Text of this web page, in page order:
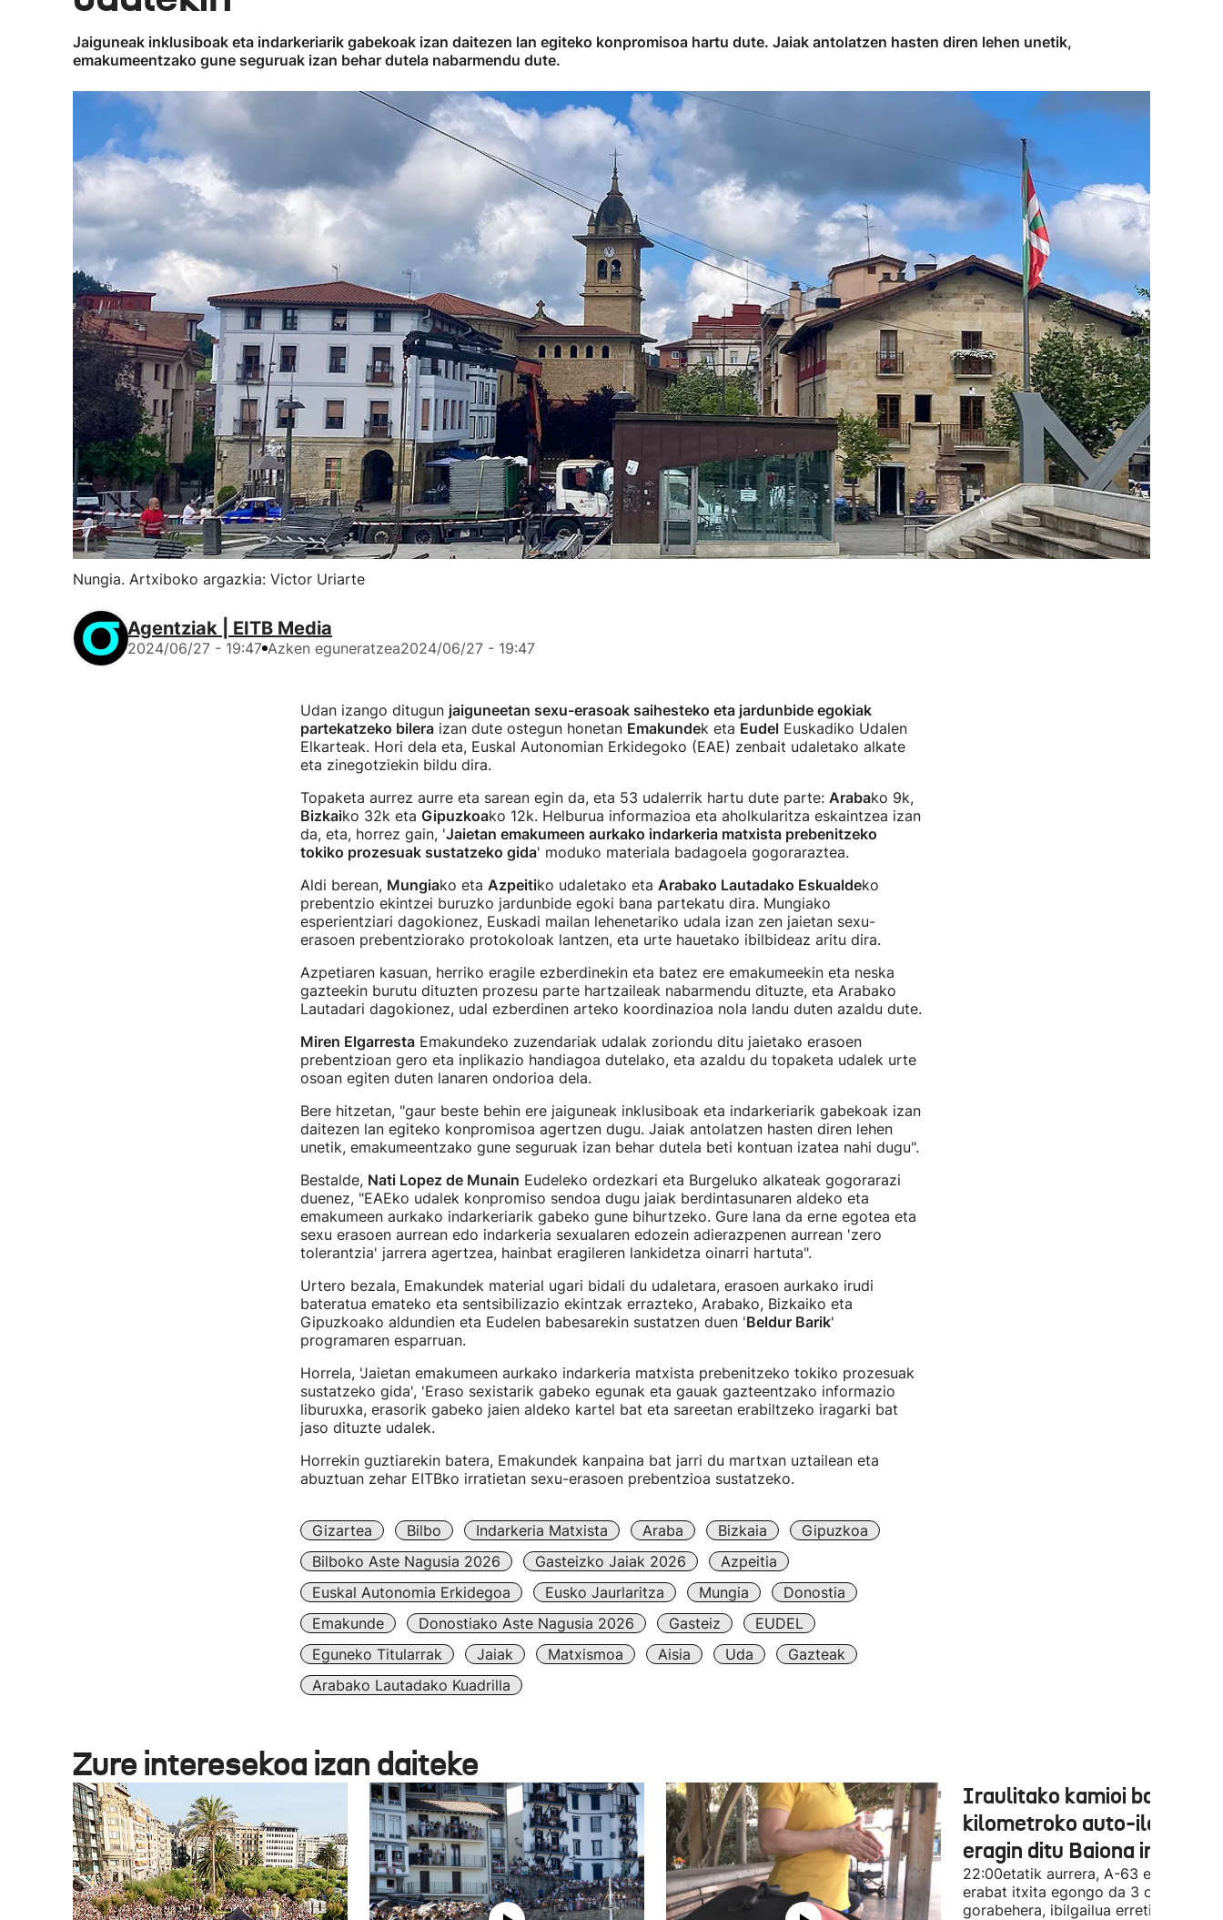
Jaiguneak inklusiboak eta indarkeriarik gabekoak izan daitezen lan egiteko konpromisoa hartu dute. Jaiak antolatzen hasten diren lehen unetik,
emakumeentzako gune seguruak izan behar dutela nabarmendu dute.
Nungia. Artxiboko argazkia: Victor Uriarte
Agentziak | EITB Media
2024/06/27 - 19:47 Azken eguneratzea2024/06/27 - 19:47
Udan izango ditugun jaiguneetan sexu-erasoak saihesteko eta jardunbide egokiak
partekatzeko bileraizan dute ostegun honetan Emakundek eta EudelEuskadiko Udalen
Elkarteak. Hori dela eta, Euskal Autonomian Erkidegoko (EAE) zenbait udaletako alkate
eta zinegotziekin bildu dira.
Topaketa aurrez aurre eta sarean egin da, eta 53 udalerrik hartu dute parte: Arabako 9k,
Bizkaiko 32k eta Gipuzkoako 12k. Helburua informazioa eta aholkularitza eskaintzea izan
da, eta, horrez gain, 'Jaietan emakumeen aurkako indarkeria matxista prebenitzeko
tokiko prozesuak sustatzeko gida' moduko materiala badagoela gogoraraztea.
Aldi berean, Mungiako eta Azpeitiko udaletako eta Arabako Lautadako Eskualdeko
prebentzio ekintzei buruzko jardunbide egoki bana partekatu dira. Mungiako
esperientziari dagokionez, Euskadi mailan lehenetariko udala izan zen jaietan sexu-
erasoen prebentziorako protokoloak lantzen, eta urte hauetako ibilbideaz aritu dira.
Azpetiaren kasuan, herriko eragile ezberdinekin eta batez ere emakumeekin eta neska
gazteekin burutu dituzten prozesu parte hartzaileak nabarmendu dituzte, eta Arabako
Lautadari dagokionez, udal ezberdinen arteko koordinazioa nola landu duten azaldu dute.
Miren ElgarrestaEmakundeko zuzendariak udalak zoriondu ditu jaietako erasoen
prebentzioan gero eta inplikazio handiagoa dutelako, eta azaldu du topaketa udalek urte
osoan egiten duten lanaren ondorioa dela.
Bere hitzetan, "gaur beste behin ere jaiguneak inklusiboak eta indarkeriarik gabekoak izan
daitezen lan egiteko konpromisoa agertzen dugu. Jaiak antolatzen hasten diren lehen
unetik, emakumeentzako gune seguruak izan behar dutela beti kontuan izatea nahi dugu".
Bestalde, Nati Lopez de Munain Eudeleko ordezkari eta Burgeluko alkateak gogorarazi
duenez, "EAEko udalek konpromiso sendoa dugu jaiak berdintasunaren aldeko eta
emakumeen aurkako indarkeriarik gabeko gune bihurtzeko. Gure lana da erne egotea eta
sexu erasoen aurrean edo indarkeria sexualaren edozein adierazpenen aurrean 'zero
tolerantzia' jarrera agertzea, hainbat eragileren lankidetza oinarri hartuta".
Urtero bezala, Emakundek material ugari bidali du udaletara, erasoen aurkako irudi
bateratua emateko eta sentsibilizazio ekintzak errazteko, Arabako, Bizkaiko eta
Gipuzkoako aldundien eta Eudelen babesarekin sustatzen duen 'Beldur Barik'
programaren esparruan.
Horrela, 'Jaietan emakumeen aurkako indarkeria matxista prebenitzeko tokiko prozesuak
sustatzeko gida', 'Eraso sexistarik gabeko egunak eta gauak gazteentzako informazio
liburuxka, erasorik gabeko jaien aldeko kartel bat eta sareetan erabiltzeko iragarki bat
jaso dituzte udalek.
Horrekin guztiarekin batera, Emakundek kanpaina bat jarri du martxan uztailean eta
abuztuan zehar EITBko irratietan sexu-erasoen prebentzioa sustatzeko.
Gizartea Bilbo Indarkeria Matxista Araba Bizkaia
Gipuzkoa
Bilboko Aste Nagusia 2026
Gasteizko Jaiak 2026
Azpeitia
Euskal Autonomia Erkidegoa
Eusko Jaurlaritza Mungia
Donostia
Emakunde
Donostiako Aste Nagusia 2026 Gasteiz
EUDEL
Eguneko Titularrak
Jaiak Matxismoa Aisia Uda
Gazteak
Arabako Lautadako Kuadrilla
Zure interesekoa izan daiteke
Iraulitako kamioi batek 31
kilometroko auto-ilarak
eragin ditu Baiona inguruan
22:00etatik aurrera, A-63 errepidea
erabat itxita egongo da 3 orduz,
gorabehera, ibilgailua erretiratzeko.